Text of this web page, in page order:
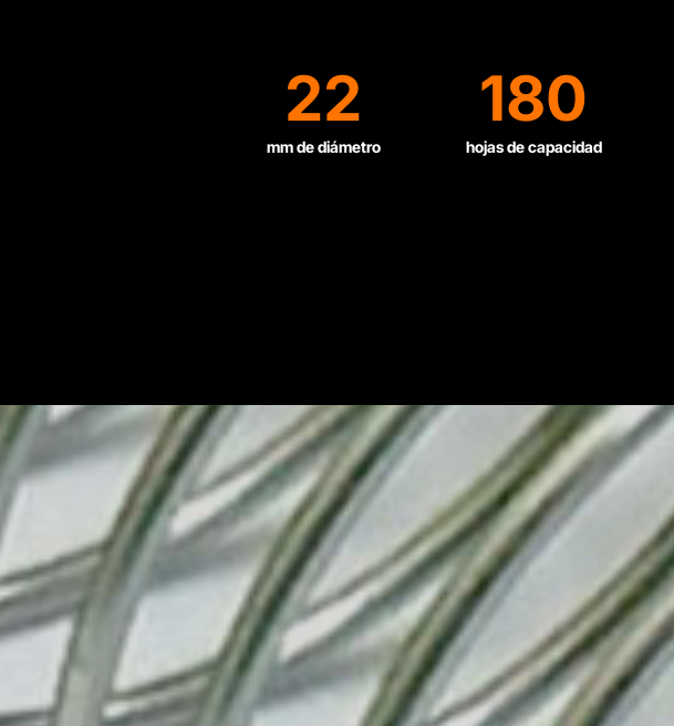
22
mm de diámetro
180
hojas de capacidad